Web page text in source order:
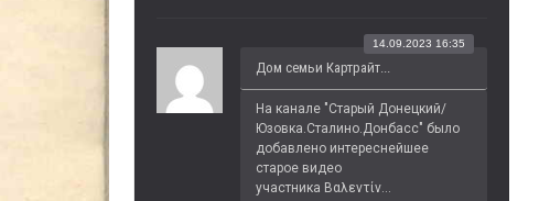
Дом семьи Картрайт...
14.09.2023 16:35
На канале "Старый Донецкий/
Юзовка.Сталино.Донбасс" было
добавлено интереснейшее
старое видео
участника Βαλεντίν...